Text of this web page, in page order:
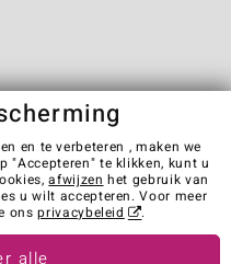
Privacybeleid
Cookies
Contract herroepen
countries:
en te verbeteren , maken we
"Accepteren" te klikken, kunt u
afwijzen het gebruik van
u wilt accepteren. Voor meer
onsprivacybeleid .
alle